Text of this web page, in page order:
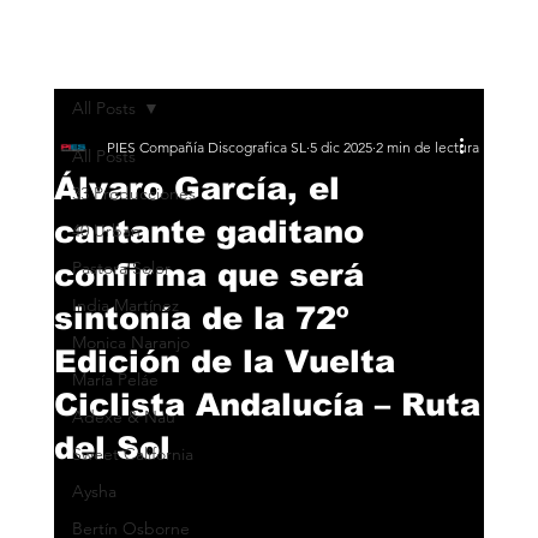
All Posts
33 Producciones
40 Urban
Pastora Soler
India Martínez
Monica Naranjo
María Peláe
Adexe & Nau
Sweet California
Aysha
Bertín Osborne
All Posts
Álvaro García, el
cantante gaditano
confirma que será
sintonía de la 72º
Edición de la Vuelta
Ciclista Andalucía – Ruta
del Sol
PIES Compañía Discografica SL 5 dic 2025 2 min de lectura